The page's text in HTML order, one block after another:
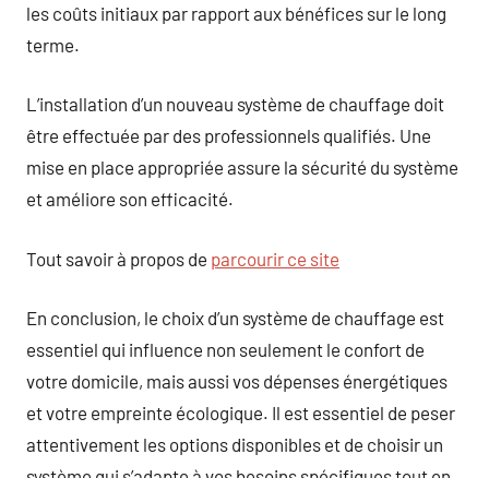
les coûts initiaux par rapport aux bénéfices sur le long
terme.
L’installation d’un nouveau système de chauffage doit
être effectuée par des professionnels qualifiés. Une
mise en place appropriée assure la sécurité du système
et améliore son efficacité.
Tout savoir à propos de parcourir ce site
En conclusion, le choix d’un système de chauffage est
essentiel qui influence non seulement le confort de
votre domicile, mais aussi vos dépenses énergétiques
et votre empreinte écologique. Il est essentiel de peser
attentivement les options disponibles et de choisir un